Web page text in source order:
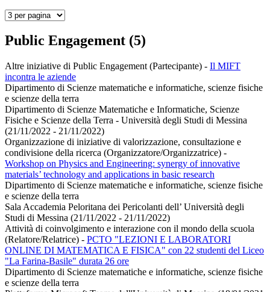
Public Engagement (5)
Altre iniziative di Public Engagement (Partecipante) - Il MIFT
incontra le aziende
Dipartimento di Scienze matematiche e informatiche, scienze fisiche
e scienze della terra
Dipartimento di Scienze Matematiche e Informatiche, Scienze
Fisiche e Scienze della Terra - Università degli Studi di Messina
(21/11/2022 - 21/11/2022)
Organizzazione di iniziative di valorizzazione, consultazione e
condivisione della ricerca (Organizzatore/Organizzatrice) -
Workshop on Physics and Engineering: synergy of innovative
materials’ technology and applications in basic research
Dipartimento di Scienze matematiche e informatiche, scienze fisiche
e scienze della terra
Sala Accademia Peloritana dei Pericolanti dell’ Università degli
Studi di Messina (21/11/2022 - 21/11/2022)
Attività di coinvolgimento e interazione con il mondo della scuola
(Relatore/Relatrice) - PCTO "LEZIONI E LABORATORI
ONLINE DI MATEMATICA E FISICA" con 22 studenti del Liceo
"La Farina-Basile" durata 26 ore
Dipartimento di Scienze matematiche e informatiche, scienze fisiche
e scienze della terra